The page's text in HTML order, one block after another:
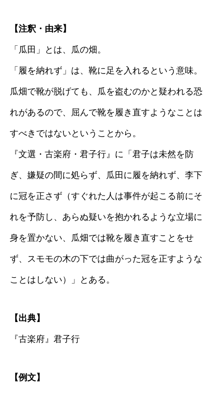
【注釈・由来】
「瓜田」とは、瓜の畑。
「履を納れず」は、靴に足を入れるという意味。
瓜畑で靴が脱げても、瓜を盗むのかと疑われる恐
れがあるので、屈んで靴を履き直すようなことは
すべきではないということから。
『文選・古楽府・君子行』に「君子は未然を防
ぎ、嫌疑の間に処らず、瓜田に履を納れず、李下
に冠を正さず（すぐれた人は事件が起こる前にそ
れを予防し、あらぬ疑いを抱かれるような立場に
身を置かない、瓜畑では靴を履き直すことをせ
ず、スモモの木の下では曲がった冠を正すような
ことはしない）」とある。
【出典】
『古楽府』君子行
【例文】